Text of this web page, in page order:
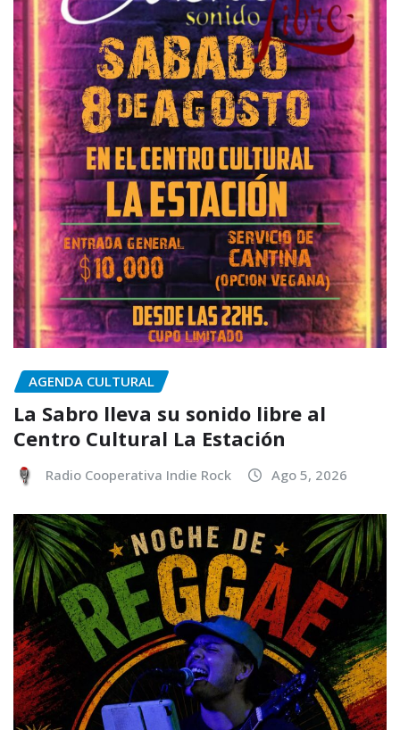
AGENDA CULTURAL
La Sabro lleva su sonido libre al
Centro Cultural La Estación
Radio Cooperativa Indie Rock Ago 5, 2026